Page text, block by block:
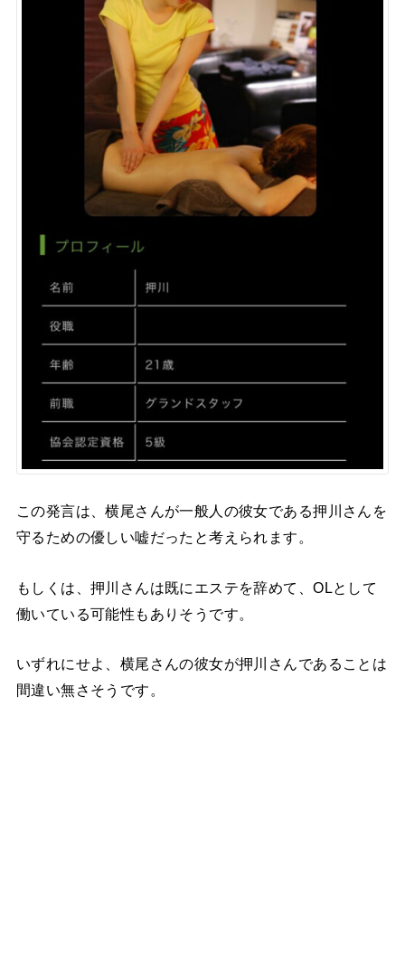
この発言は、横尾さんが一般人の彼女である押川さんを
守るための優しい嘘だったと考えられます。
もしくは、押川さんは既にエステを辞めて、OLとして
働いている可能性もありそうです。
いずれにせよ、横尾さんの彼女が押川さんであることは
間違い無さそうです。